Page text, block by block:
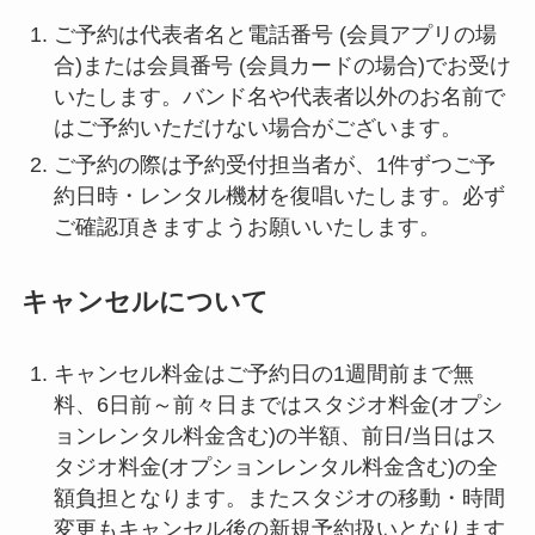
ご予約は代表者名と電話番号 (会員アプリの場
合)または会員番号 (会員カードの場合)でお受け
いたします。バンド名や代表者以外のお名前で
はご予約いただけない場合がございます。
ご予約の際は予約受付担当者が、1件ずつご予
約日時・レンタル機材を復唱いたします。必ず
ご確認頂きますようお願いいたします。
キャンセルについて
キャンセル料金はご予約日の1週間前まで無
料、6日前～前々日まではスタジオ料金(オプシ
ョンレンタル料金含む)の半額、前日/当日はス
タジオ料金(オプションレンタル料金含む)の全
額負担となります。またスタジオの移動・時間
変更もキャンセル後の新規予約扱いとなります